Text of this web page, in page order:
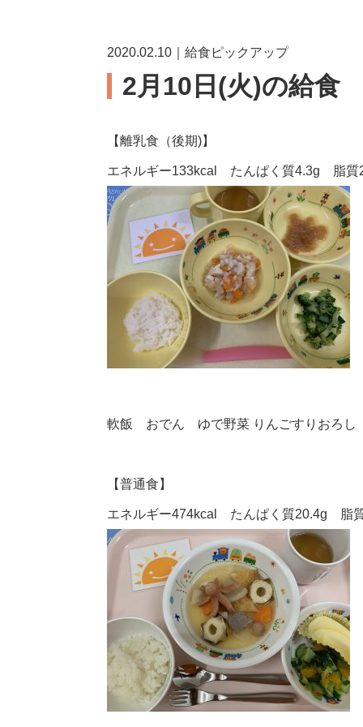
2020.02.10｜給食ピックアップ
2月10日(火)の給食
【離乳食（後期)】
エネルギー133kcal たんぱく質4.3g 脂質
軟飯 おでん ゆで野菜 りんごすりおろし
【普通食】
エネルギー474kcal たんぱく質20.4g 脂